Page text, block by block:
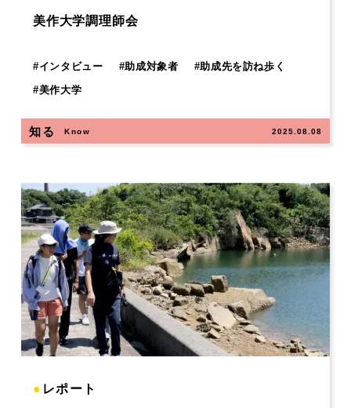
美作大学調理師会
#インタビュー #助成対象者 #助成先を訪ね歩く
#美作大学
知る Know 2025.08.08
● レポート